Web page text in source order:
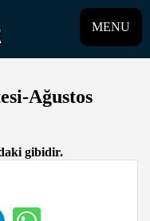
MENU
Ağustos
gibidir.